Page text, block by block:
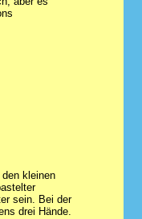
kleinen
sein. Bei der
drei Hände.